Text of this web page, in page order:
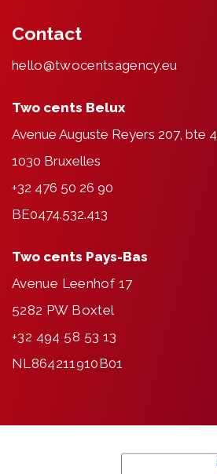
Contact
hello@twocentsagency.eu
Two cents Belux
Avenue Auguste Reyers 207, bte 4
1030 Bruxelles
+32 476 50 26 90
BE0474.532.413
Two cents Pays-Bas
Avenue Leenhof 17
5282 PW Boxtel
+32 494 58 53 13
NL864211910B01